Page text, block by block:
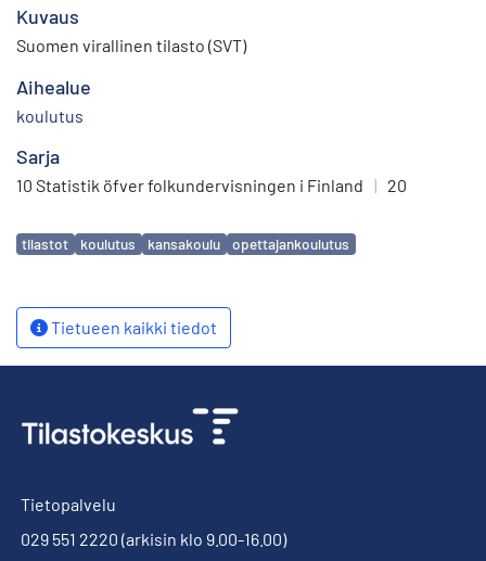
Kuvaus
Suomen virallinen tilasto (SVT)
Aihealue
koulutus
Sarja
10 Statistik öfver folkundervisningen i Finland | 20
Avainsanat
tilastot koulutus kansakoulu opettajankoulutus
Tietueen kaikki tiedot
Tietopalvelu
029 551 2220 (arkisin klo 9.00-16.00)